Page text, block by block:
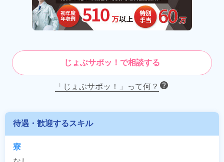
じょぶサポッ！で相談する
「じょぶサポッ！」って何？
待遇・歓迎するスキル
寮